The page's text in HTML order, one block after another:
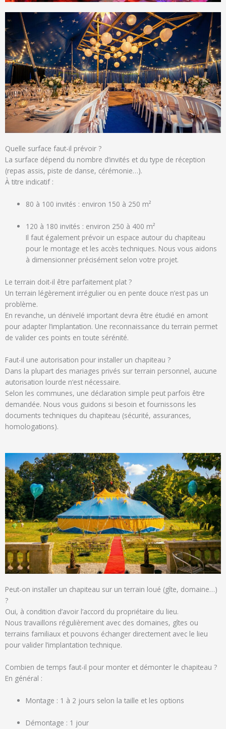
Quelle surface faut-il prévoir ?
La surface dépend du nombre d’invités et du type de réception
(repas assis, piste de danse, cérémonie…).
À titre indicatif :
80 à 100 invités : environ 150 à 250 m²
120 à 180 invités : environ 250 à 400 m²
Il faut également prévoir un espace autour du chapiteau
pour le montage et les accès techniques. Nous vous aidons
à dimensionner précisément selon votre projet.
Le terrain doit-il être parfaitement plat ?
Un terrain légèrement irrégulier ou en pente douce n’est pas un
problème.
En revanche, un dénivelé important devra être étudié en amont
pour adapter l’implantation. Une reconnaissance du terrain permet
de valider ces points en toute sérénité.
Faut-il une autorisation pour installer un chapiteau ?
Dans la plupart des mariages privés sur terrain personnel, aucune
autorisation lourde n’est nécessaire.
Selon les communes, une déclaration simple peut parfois être
demandée. Nous vous guidons si besoin et fournissons les
documents techniques du chapiteau (sécurité, assurances,
homologations).
Peut-on installer un chapiteau sur un terrain loué (gîte, domaine…)
?
Oui, à condition d’avoir l’accord du propriétaire du lieu.
Nous travaillons régulièrement avec des domaines, gîtes ou
terrains familiaux et pouvons échanger directement avec le lieu
pour valider l’implantation technique.
Combien de temps faut-il pour monter et démonter le chapiteau ?
En général :
Montage : 1 à 2 jours selon la taille et les options
Démontage : 1 jour